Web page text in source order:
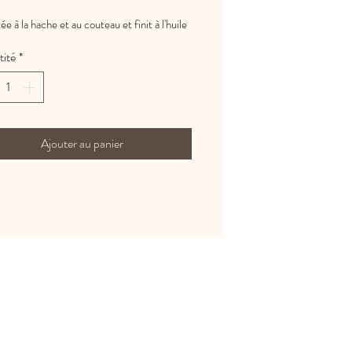
à la hache et au couteau et finit à l'huile
boucle d'oreille est unique.
les anneaux et fixation sont toute en
*
Ajouter au panier